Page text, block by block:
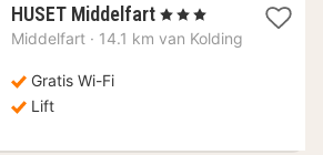
HUSET Middelfart 1
nacht
, 3 Sterren
Middelfart · 14.1 km van Kolding
Gratis Wi-Fi
Lift